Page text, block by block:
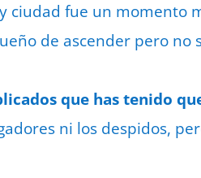
ciudad fue un momento
de ascender pero no
que has tenido
ni los despidos,